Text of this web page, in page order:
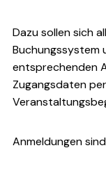
Dazu sollen sich
Buchungssystem
entsprechenden
Zugangsdaten
Anmeldungen